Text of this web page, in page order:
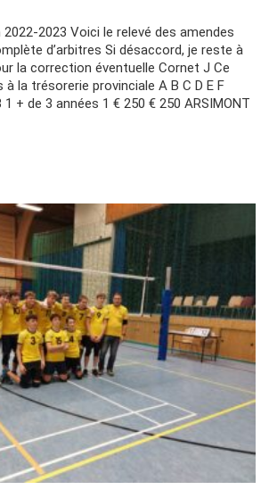
2023 Voici le relevé des amendes
d’arbitres Si désaccord, je reste à
la correction éventuelle Cornet J Ce
la trésorerie provinciale A B C D E F
1 + de 3 années 1 € 250 € 250 ARSIMONT